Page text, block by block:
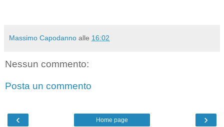
Massimo Capodanno alle 16:02
Nessun commento:
Posta un commento
‹ ›
Home page